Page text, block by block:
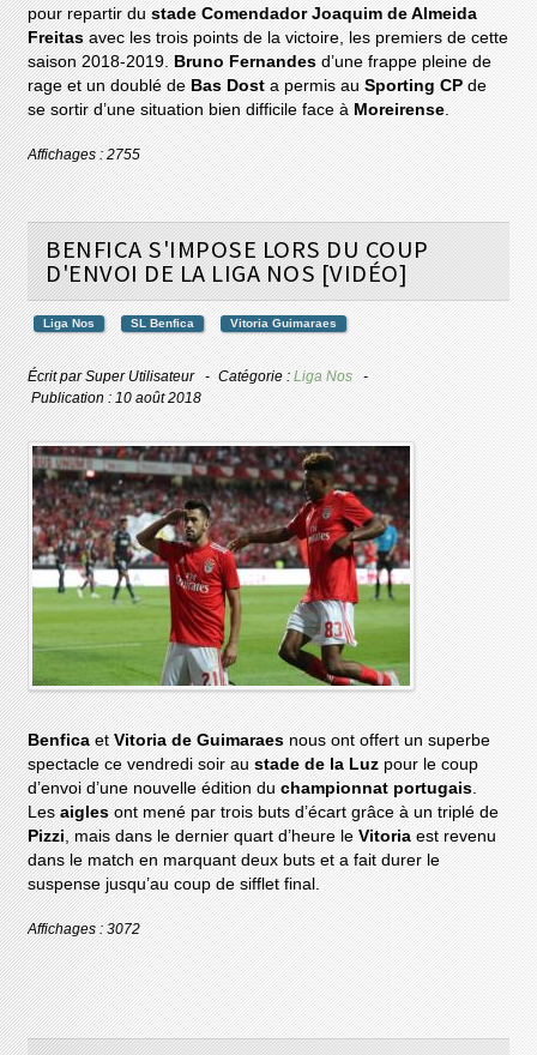
pour repartir dustade Comendador Joaquim de Almeida
Freitasavec les trois points de la victoire, les premiers de cette
saison 2018-2019. Bruno Fernandes d’une frappe pleine de
rage et un doublé de Bas Dost a permis auSporting CP de
se sortir d’une situation bien difficile face à Moreirense.
Affichages : 2755
BENFICA S'IMPOSE LORS DU COUP
D'ENVOI DE LA LIGA NOS [VIDÉO]
Liga Nos SL Benfica Vitoria Guimaraes
Écrit parSuper Utilisateur Catégorie :Liga Nos
Publication : 10 août 2018
BenficaetVitoria de Guimaraes nous ont offert un superbe
spectacle ce vendredi soir austade de la Luz pour le coup
d’envoi d’une nouvelle édition duchampionnat portugais.
Lesaiglesont mené par trois buts d’écart grâce à un triplé de
Pizzi, mais dans le dernier quart d’heure leVitoriaest revenu
dans le match en marquant deux buts et a fait durer le
suspense jusqu’au coup de sifflet final.
Affichages : 3072